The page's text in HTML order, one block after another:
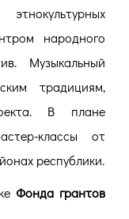
народного
Музыкальный
традициям,
В плане
классы от
республики.
Фонда грантов